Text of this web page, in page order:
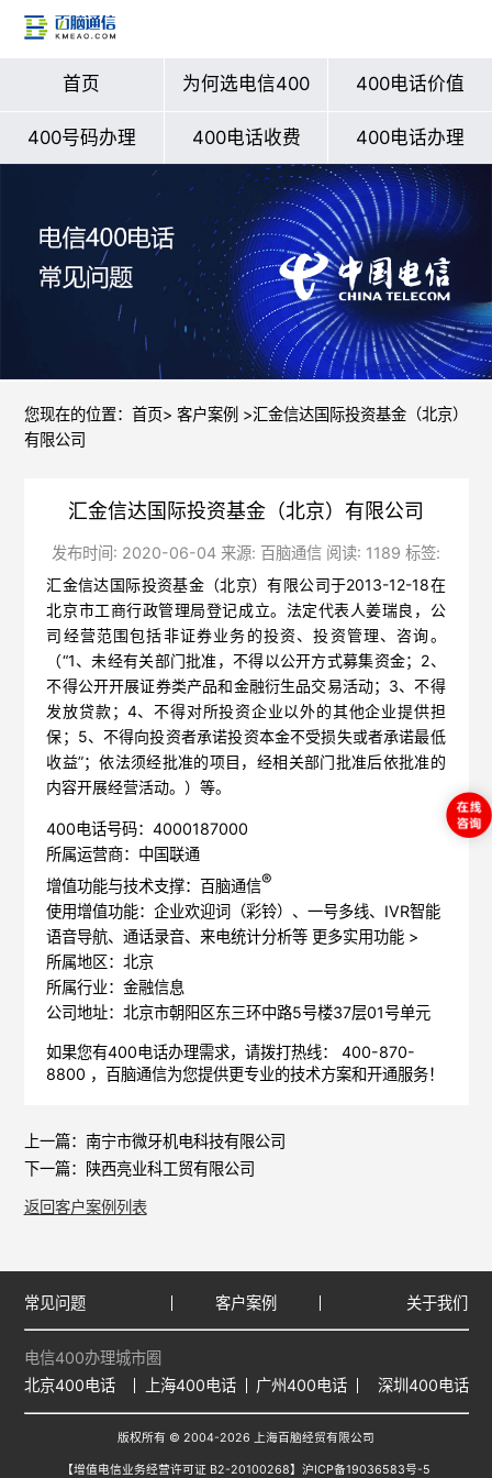
首页 为何选电信400 400电话价值
400号码办理 400电话收费 400电话办理
您现在的位置： 首页> 客户案例 >汇金信达国际投资基金（北京）
有限公司
汇金信达国际投资基金（北京）有限公司
发布时间: 2020-06-04 来源: 百脑通信 阅读: 1189 标签:
汇金信达国际投资基金（北京）有限公司于2013-12-18在
北京市工商行政管理局登记成立。法定代表人姜瑞良，公
司经营范围包括非证券业务的投资、投资管理、咨询。
（“1、未经有关部门批准，不得以公开方式募集资金；2、
不得公开开展证券类产品和金融衍生品交易活动；3、不得
发放贷款；4、不得对所投资企业以外的其他企业提供担
保；5、不得向投资者承诺投资本金不受损失或者承诺最低
收益”；依法须经批准的项目，经相关部门批准后依批准的
内容开展经营活动。）等。
400电话号码：4000187000
所属运营商：中国联通
增值功能与技术支撑：百脑通信®
使用增值功能：企业欢迎词（彩铃）、一号多线、IVR智能
语音导航、通话录音、来电统计分析等 更多实用功能 >
所属地区：北京
所属行业：金融信息
公司地址：北京市朝阳区东三环中路5号楼37层01号单元
如果您有400电话办理需求，请拨打热线： 400-870-
8800 ， 百脑通信为您提供更专业的技术方案和开通服务！
上一篇： 南宁市微牙机电科技有限公司
下一篇：
陕西亮业科工贸有限公司
返回客户案例列表
常见问题 客户案例 关于我们
电信400办理城市圈
北京400电话
上海400电话 广州400电话 深圳400电话
版权所有 © 2004-2026 上海百脑经贸有限公司
【增值电信业务经营许可证 B2-20100268】 沪ICP备19036583号-5